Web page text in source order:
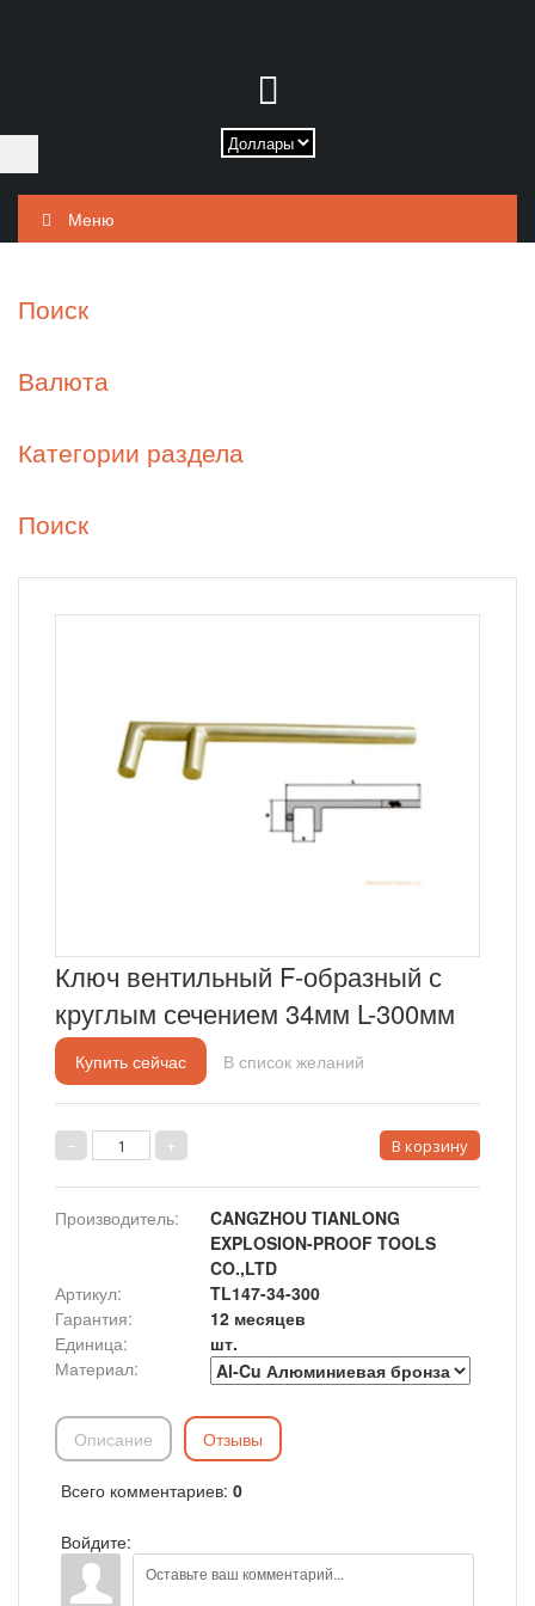
Меню
Поиск
Валюта
Категории раздела
Поиск
Ключ вентильный F-образный с
круглым сечением 34мм L-300мм
Купить сейчас В список желаний
Производитель:
CANGZHOU TIANLONG
EXPLOSION-PROOF TOOLS
CO.,LTD
Артикул:
TL147-34-300
Гарантия:
12 месяцев
Единица:
шт.
Материал:
Описание Отзывы
Всего комментариев: 0
Войдите: